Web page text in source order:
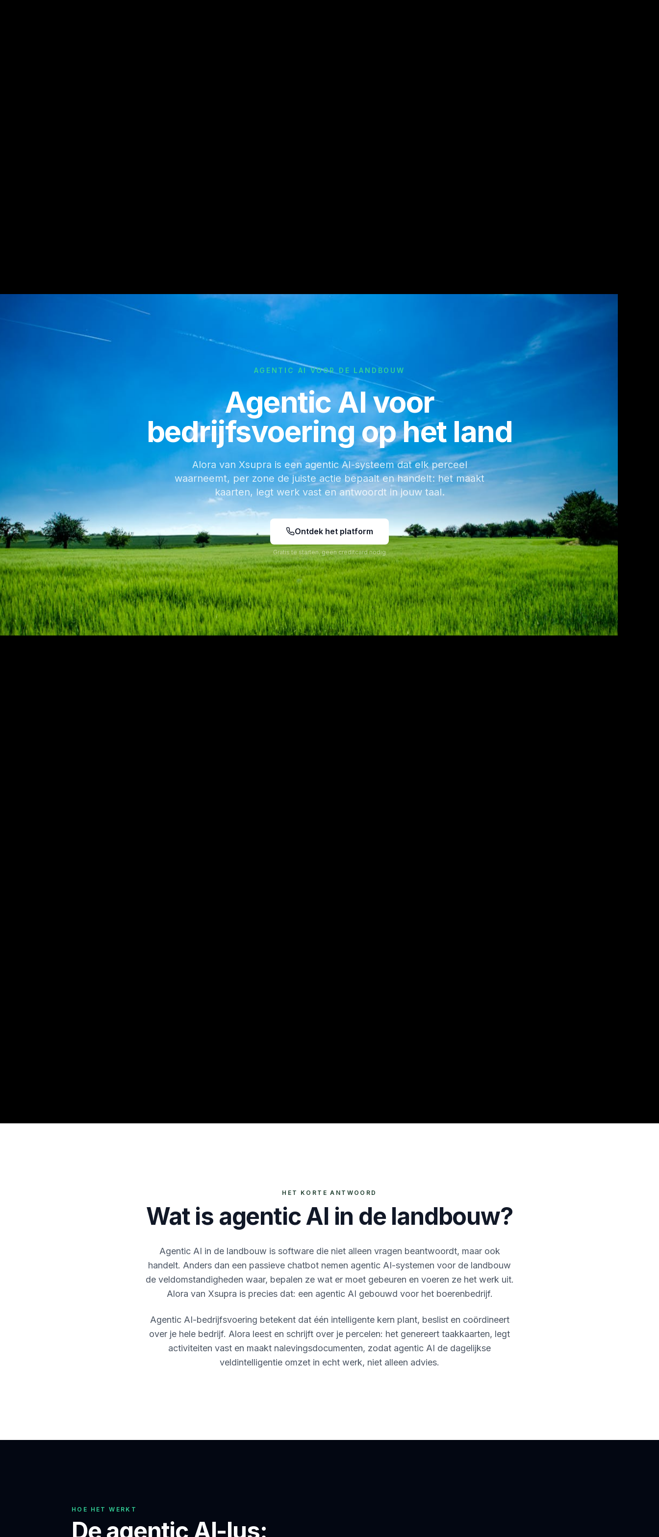
AGENTIC AI VOOR DE LANDBOUW
Agentic AI voor
bedrijfsvoering op het land
Alora van Xsupra is een agentic AI-systeem dat elk perceel
waarneemt, per zone de juiste actie bepaalt en handelt: het maakt
kaarten, legt werk vast en antwoordt in jouw taal.
Ontdek het platform
Gratis te starten, geen creditcard nodig
HET KORTE ANTWOORD
Wat is agentic AI in de landbouw?
Agentic AI in de landbouw is software die niet alleen vragen beantwoordt, maar ook
handelt. Anders dan een passieve chatbot nemen agentic AI-systemen voor de landbouw
de veldomstandigheden waar, bepalen ze wat er moet gebeuren en voeren ze het werk uit.
Alora van Xsupra is precies dat: een agentic AI gebouwd voor het boerenbedrijf.
Agentic AI-bedrijfsvoering betekent dat één intelligente kern plant, beslist en coördineert
over je hele bedrijf. Alora leest en schrijft over je percelen: het genereert taakkaarten, legt
activiteiten vast en maakt nalevingsdocumenten, zodat agentic AI de dagelijkse
veldintelligentie omzet in echt werk, niet alleen advies.
HOE HET WERKT
De agentic AI-lus: